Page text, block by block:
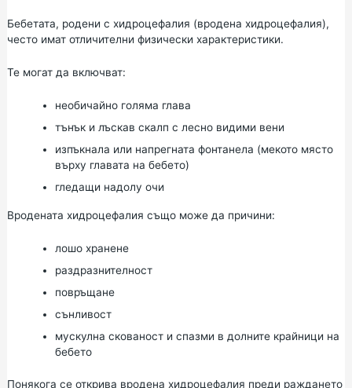
Бебетата, родени с хидроцефалия (вродена хидроцефалия),
често имат отличителни физически характеристики.
Те могат да включват:
необичайно голяма глава
тънък и лъскав скалп с лесно видими вени
изпъкнала или напрегната фонтанела (мекото място
върху главата на бебето)
гледащи надолу очи
Вродената хидроцефалия също може да причини:
лошо хранене
раздразнителност
повръщане
сънливост
мускулна скованост и спазми в долните крайници на
бебето
Понякога се открива вродена хидроцефалия преди раждането